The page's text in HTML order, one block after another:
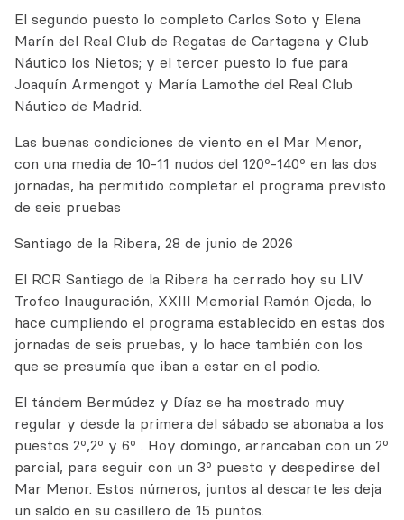
El segundo puesto lo completo Carlos Soto y Elena
Marín del Real Club de Regatas de Cartagena y Club
Náutico los Nietos; y el tercer puesto lo fue para
Joaquín Armengot y María Lamothe del Real Club
Náutico de Madrid.
Las buenas condiciones de viento en el Mar Menor,
con una media de 10-11 nudos del 120º-140º en las dos
jornadas, ha permitido completar el programa previsto
de seis pruebas
Santiago de la Ribera, 28 de junio de 2026
El RCR Santiago de la Ribera ha cerrado hoy su LIV
Trofeo Inauguración, XXIII Memorial Ramón Ojeda, lo
hace cumpliendo el programa establecido en estas dos
jornadas de seis pruebas, y lo hace también con los
que se presumía que iban a estar en el podio.
El tándem Bermúdez y Díaz se ha mostrado muy
regular y desde la primera del sábado se abonaba a los
puestos 2º,2º y 6º . Hoy domingo, arrancaban con un 2º
parcial, para seguir con un 3º puesto y despedirse del
Mar Menor. Estos números, juntos al descarte les deja
un saldo en su casillero de 15 puntos.